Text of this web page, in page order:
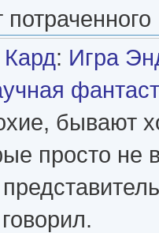
Кард: Игра
бывают
просто не